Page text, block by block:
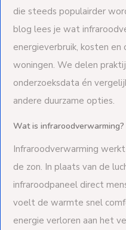
die steeds populairder
blog lees je wat
energieverbruik, kosten
woningen. We delen
onderzoeksdata én
andere duurzame opties.
Wat is infraroodverwarming?
Infraroodverwarming
de zon. In plaats van de
infraroodpaneel direct
voelt de warmte snel
energie verloren aan het